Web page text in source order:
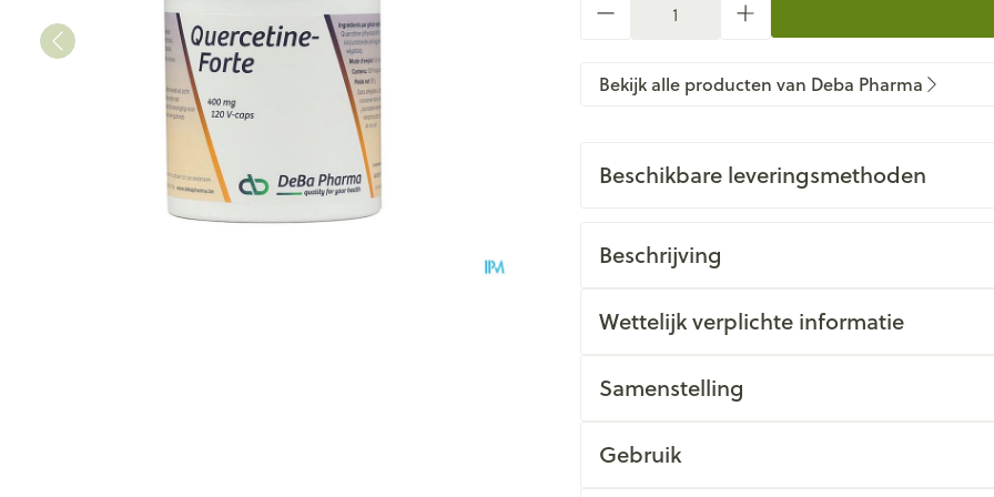
Bekijk alle producten van Deba Pharma
Beschikbare leveringsmethoden
Beschrijving
Wettelijk verplichte informatie
Samenstelling
Gebruik